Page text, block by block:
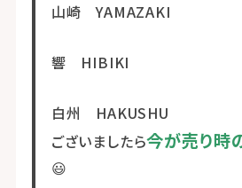
山崎 YAMAZAKI
響 HIBIKI
白州 HAKUSHU
ございましたら今が売り時
😃